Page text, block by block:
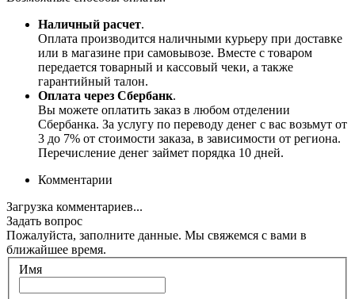
Наличный расчет.
Оплата производится наличными курьеру при доставке
или в магазине при самовывозе. Вместе с товаром
передается товарный и кассовый чеки, а также
гарантийный талон.
Оплата через Сбербанк.
Вы можете оплатить заказ в любом отделении
Сбербанка. За услугу по переводу денег с вас возьмут от
3 до 7% от стоимости заказа, в зависимости от региона.
Перечисление денег займет порядка 10 дней.
Комментарии
Загрузка комментариев...
Задать вопрос
Пожалуйста, заполните данные. Мы свяжемся с вами в
ближайшее время.
Имя